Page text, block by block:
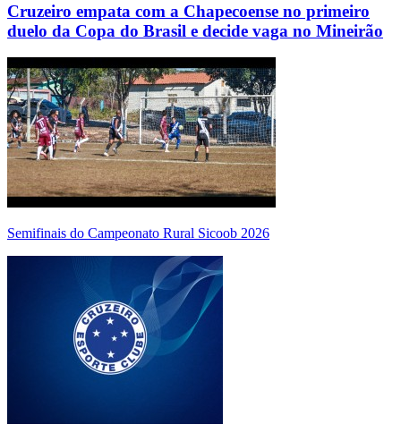
Cruzeiro empata com a Chapecoense no primeiro
duelo da Copa do Brasil e decide vaga no Mineirão
Semifinais do Campeonato Rural Sicoob 2026